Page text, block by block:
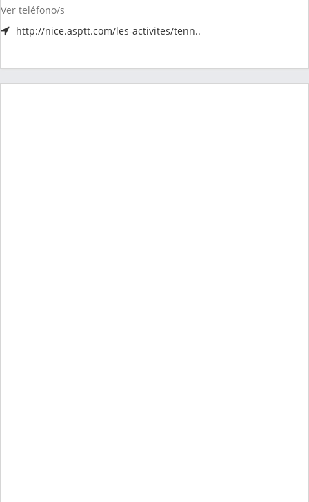
Ver teléfono/s
http://nice.asptt.com/les-activites/tenn..